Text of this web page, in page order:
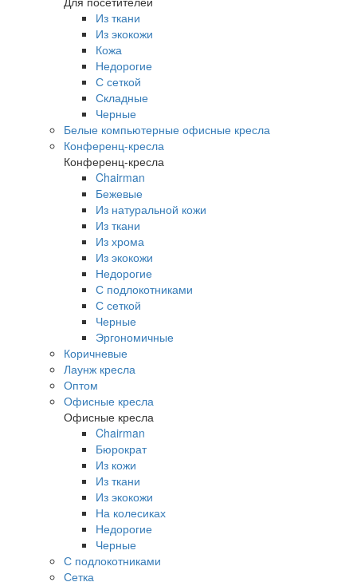
Из ткани
Из экокожи
Кожа
Недорогие
С сеткой
Складные
Черные
Белые компьютерные офисные кресла
Конференц-кресла
Конференц-кресла
Chairman
Бежевые
Из натуральной кожи
Из ткани
Из хрома
Из экокожи
Недорогие
С подлокотниками
С сеткой
Черные
Эргономичные
Коричневые
Лаунж кресла
Оптом
Офисные кресла
Офисные кресла
Chairman
Бюрократ
Из кожи
Из ткани
Из экокожи
На колесиках
Недорогие
Черные
С подлокотниками
Сетка